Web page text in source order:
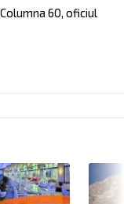
60, oficiul